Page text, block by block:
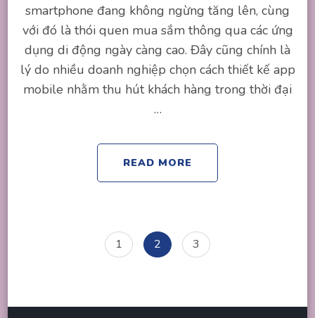
smartphone đang không ngừng tăng lên, cùng
với đó là thói quen mua sắm thông qua các ứng
dụng di động ngày càng cao. Đây cũng chính là
lý do nhiều doanh nghiệp chọn cách thiết kế app
mobile nhằm thu hút khách hàng trong thời đại
…
READ MORE
Page
1 Page
2 Page
3